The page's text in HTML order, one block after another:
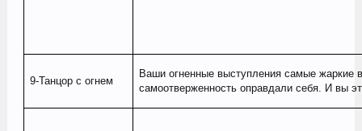
9-Танцор с огнем
Ваши огненные выступления самые жаркие
самоотверженность оправдали себя. И вы